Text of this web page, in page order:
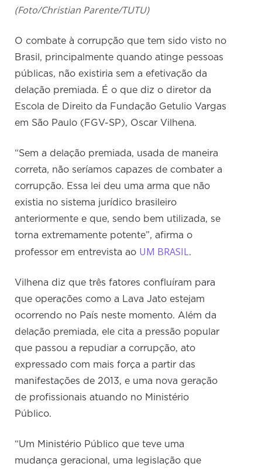
(Foto/Christian Parente/TUTU)
O combate à corrupção que tem sido visto no
Brasil, principalmente quando atinge pessoas
públicas, não existiria sem a efetivação da
delação premiada. É o que diz o diretor da
Escola de Direito da Fundação Getulio Vargas
em São Paulo (FGV-SP), Oscar Vilhena.
“Sem a delação premiada, usada de maneira
correta, não seríamos capazes de combater a
corrupção. Essa lei deu uma arma que não
existia no sistema jurídico brasileiro
anteriormente e que, sendo bem utilizada, se
torna extremamente potente”, afirma o
professor em entrevista ao UM BRASIL.
Vilhena diz que três fatores confluíram para
que operações como a Lava Jato estejam
ocorrendo no País neste momento. Além da
delação premiada, ele cita a pressão popular
que passou a repudiar a corrupção, ato
expressado com mais força a partir das
manifestações de 2013, e uma nova geração
de profissionais atuando no Ministério
Público.
“Um Ministério Público que teve uma
mudança geracional, uma legislação que